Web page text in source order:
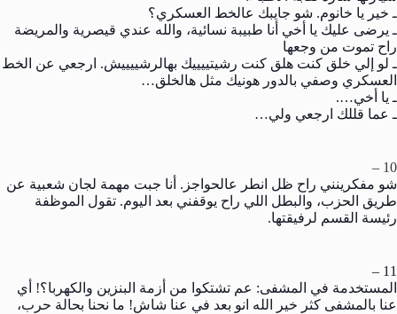
ـ خير يا خانوم. شو جايبك عالخط العسكري؟
ـ يرضى عليك يا أخي أنا طبيبة نسائية، والله عندي قيصرية والمريضة
راح تموت من وجعها
ـ لو إلي خلق كنت هلق كنت رشيتييييك بهالرشييييش. ارجعي عن الخط
العسكري وصفي بالدور هونيك مثل هالخلق…
ـ يا أخي….
ـ عما قللك ارجعي ولي…
10 –
شو مفكرينني راح ظل انطر عالحواجز. أنا جبت مهمة لجان شعبية عن
طريق الحزب، والبطل اللي راح يوقفني بعد اليوم. تقول الموظفة
رئيسة القسم لرفيقتها.
11 –
المستخدمة في المشفى: عم تشتكوا من أزمة البنزين والكهربا؟! أي
عنا بالمشفى كثر خير الله انو بعد في عنا شاش! ما نحنا بحالة حرب،